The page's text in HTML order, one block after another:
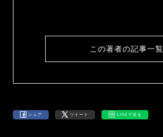
この著者の記事一覧
シェア ツイート LINEで送る